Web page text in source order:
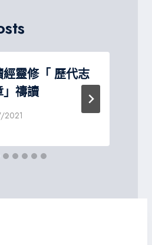
靈修「 歷代志
」禱讀
2021